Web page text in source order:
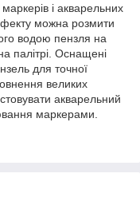
і акварельних
можна розмити
водою пензля на
палітрі. Оснащені
для точної
великих
акварельний
маркерами.